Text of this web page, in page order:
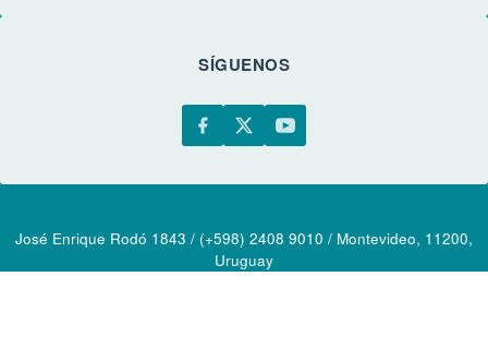
SÍGUENOS
José Enrique Rodó 1843 / (+598) 2408 9010 / Montevideo, 11200,
Uruguay